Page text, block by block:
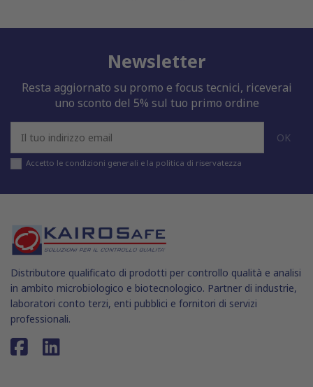
Newsletter
Resta aggiornato su promo e focus tecnici, riceverai
uno sconto del 5% sul tuo primo ordine
Accetto le condizioni generali e la politica di riservatezza
Distributore qualificato di prodotti per controllo qualità e analisi
in ambito microbiologico e biotecnologico. Partner di industrie,
laboratori conto terzi, enti pubblici e fornitori di servizi
professionali.